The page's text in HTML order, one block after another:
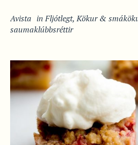
Avista inFljótlegt,Kökur &
saumaklúbbsréttir